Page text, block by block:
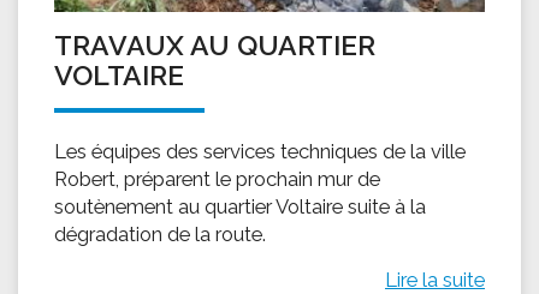
TRAVAUX AU QUARTIER
VOLTAIRE
Les équipes des services techniques de la ville
Robert, préparent le prochain mur de
soutènement au quartier Voltaire suite à la
dégradation de la route.
Lire la suite